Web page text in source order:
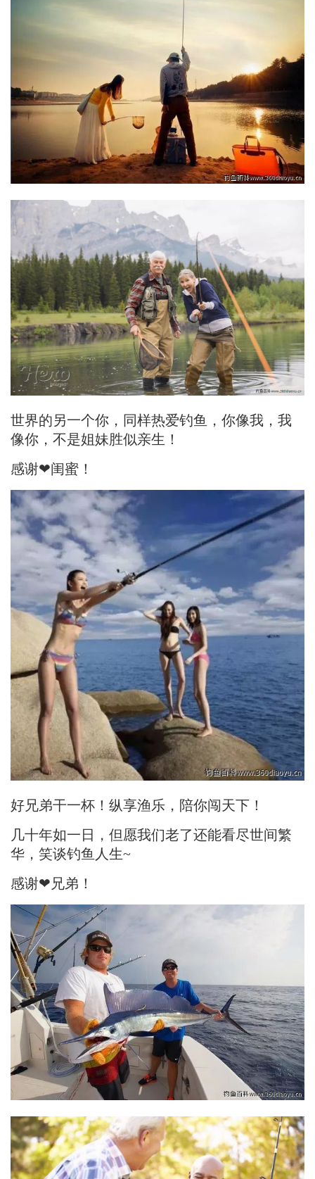
世界的另一个你，同样热爱钓鱼，你像我，我
像你，不是姐妹胜似亲生！
感谢❤闺蜜！
好兄弟干一杯！纵享渔乐，陪你闯天下！
几十年如一日，但愿我们老了还能看尽世间繁
华， 笑谈钓鱼人生~
感谢❤兄弟！